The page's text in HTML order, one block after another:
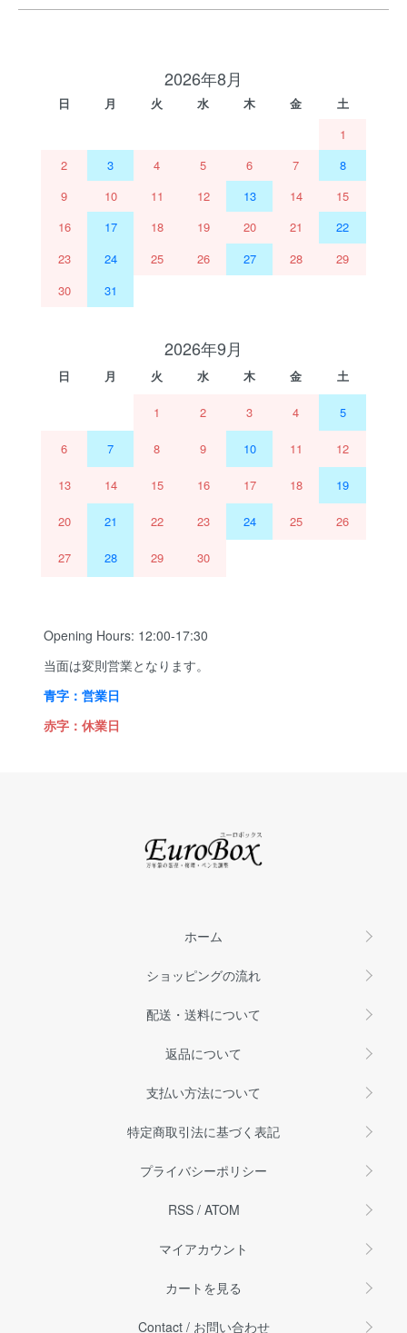
2026年8月
日 月 火 水 木 金
土
1
2
3 4 5 6 7
8
9
10 11 12 13 14
15
16
17 18 19 20 21
22
23
24 25 26 27 28
29
30
31
2026年9月
日 月 火 水 木 金 土
1 2 3 4 5
6 7 8 9 10 11 12
13 14 15 16 17 18 19
20 21 22 23 24 25 26
27 28 29 30
Opening Hours: 12:00-17:30
当面は変則営業となります。
青字：営業日
赤字：休業日
ホーム
ショッピングの流れ
配送・送料について
返品について
支払い方法について
特定商取引法に基づく表記
プライバシーポリシー
RSS/ ATOM
マイアカウント
カートを見る
Contact / お問い合わせ